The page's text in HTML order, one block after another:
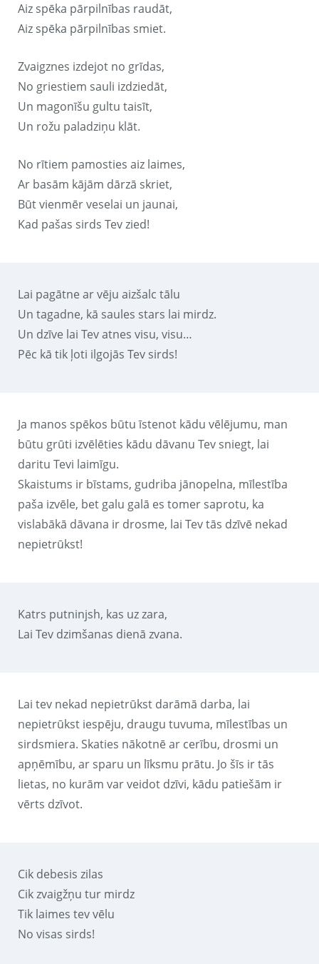
Aiz spēka pārpilnības raudāt,
Aiz spēka pārpilnības smiet.
Zvaigznes izdejot no grīdas,
No griestiem sauli izdziedāt,
Un magonīšu gultu taisīt,
Un rožu paladziņu klāt.
No rītiem pamosties aiz laimes,
Ar basām kājām dārzā skriet,
Būt vienmēr veselai un jaunai,
Kad pašas sirds Tev zied!
Lai pagātne ar vēju aizšalc tālu
Un tagadne, kā saules stars lai mirdz.
Un dzīve lai Tev atnes visu, visu…
Pēc kā tik ļoti ilgojās Tev sirds!
Ja manos spēkos būtu īstenot kādu vēlējumu, man
būtu grūti izvēlēties kādu dāvanu Tev sniegt, lai
daritu Tevi laimīgu.
Skaistums ir bīstams, gudriba jānopelna, mīlestība
paša izvēle, bet galu galā es tomer saprotu, ka
vislabākā dāvana ir drosme, lai Tev tās dzīvē nekad
nepietrūkst!
Katrs putninjsh, kas uz zara,
Lai Tev dzimšanas dienā zvana.
Lai tev nekad nepietrūkst darāmā darba, lai
nepietrūkst iespēju, draugu tuvuma, mīlestības un
sirdsmiera. Skaties nākotnē ar cerību, drosmi un
apņēmību, ar sparu un līksmu prātu. Jo šīs ir tās
lietas, no kurām var veidot dzīvi, kādu patiešām ir
vērts dzīvot.
Cik debesis zilas
Cik zvaigžņu tur mirdz
Tik laimes tev vēlu
No visas sirds!